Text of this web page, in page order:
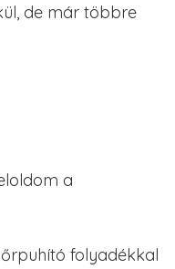
de már többre
a
folyadékkal